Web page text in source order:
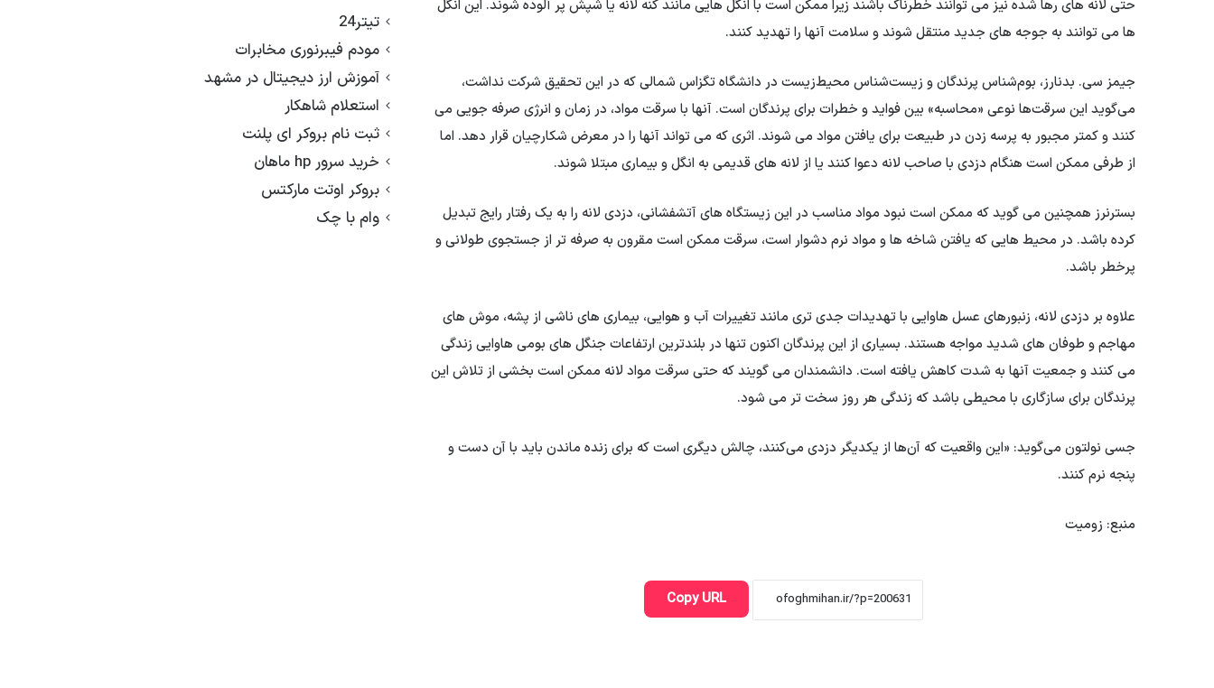
حتی لانه های رها شده نیز می توانند خطرناک باشند زیرا ممکن است با انگل هایی مانند کنه لانه یا شپش پر آلوده شوند. این انگل
ها می توانند به جوجه های جدید منتقل شوند و سلامت آنها را تهدید کنند.
جیمز سی. بدنارز، بوم‌شناس پرندگان و زیست‌شناس محیط‌زیست در دانشگاه تگزاس شمالی که در این تحقیق شرکت نداشت،
می‌گوید این سرقت‌ها نوعی «محاسبه» بین فواید و خطرات برای پرندگان است. آنها با سرقت مواد، در زمان و انرژی صرفه جویی می
کنند و کمتر مجبور به پرسه زدن در طبیعت برای یافتن مواد می شوند. اثری که می تواند آنها را در معرض شکارچیان قرار دهد. اما
از طرفی ممکن است هنگام دزدی با صاحب لانه دعوا کنند یا از لانه های قدیمی به انگل و بیماری مبتلا شوند.
بسترنرز همچنین می گوید که ممکن است نبود مواد مناسب در این زیستگاه های آتشفشانی، دزدی لانه را به یک رفتار رایج تبدیل
کرده باشد. در محیط هایی که یافتن شاخه ها و مواد نرم دشوار است، سرقت ممکن است مقرون به صرفه تر از جستجوی طولانی و
پرخطر باشد.
علاوه بر دزدی لانه، زنبورهای عسل هاوایی با تهدیدات جدی تری مانند تغییرات آب و هوایی، بیماری های ناشی از پشه، موش های
مهاجم و طوفان های شدید مواجه هستند. بسیاری از این پرندگان اکنون تنها در بلندترین ارتفاعات جنگل های بومی هاوایی زندگی
می کنند و جمعیت آنها به شدت کاهش یافته است. دانشمندان می گویند که حتی سرقت مواد لانه ممکن است بخشی از تلاش این
پرندگان برای سازگاری با محیطی باشد که زندگی هر روز سخت تر می شود.
جسی نولتون می‌گوید: «این واقعیت که آن‌ها از یکدیگر دزدی می‌کنند، چالش دیگری است که برای زنده ماندن باید با آن دست و
پنجه نرم کنند.
منبع: زومیت
Copy URL
تیتر24
مودم فیبرنوری مخابرات
آموزش ارز دیجیتال در مشهد
استعلام شاهکار
ثبت نام بروکر ای پلنت
خرید سرور hp ماهان
بروکر اوتت مارکتس
وام با چک